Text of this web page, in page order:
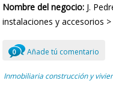
Nombre del negocio:J.
instalaciones y accesorios
0 Añade tú comentario
Inmobiliaria construcción y